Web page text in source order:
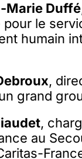
Marie Duffé
pour le
humain
,
grand
,
au